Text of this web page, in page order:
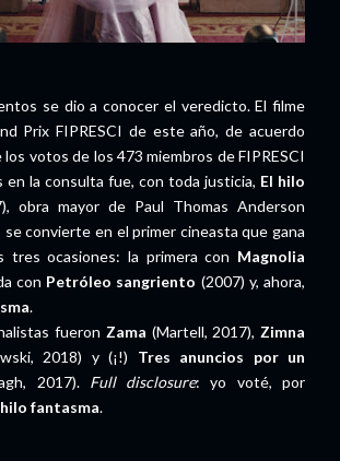
se dio a conocer el veredicto. El filme
Prix FIPRESCI de este año, de acuerdo
los votos de los 473 miembros de FIPRESCI
en la consulta fue, con toda justicia, El hilo
obra mayor de Paul Thomas Anderson
convierte en el primer cineasta que gana
tres ocasiones: la primera con Magnolia
con Petróleo sangriento (2007) y, ahora,
.
fueron Zama (Martell, 2017), Zimna
2018) y (¡!) Tres anuncios por un
2017). Full disclosure: yo voté, por
hilo fantasma.